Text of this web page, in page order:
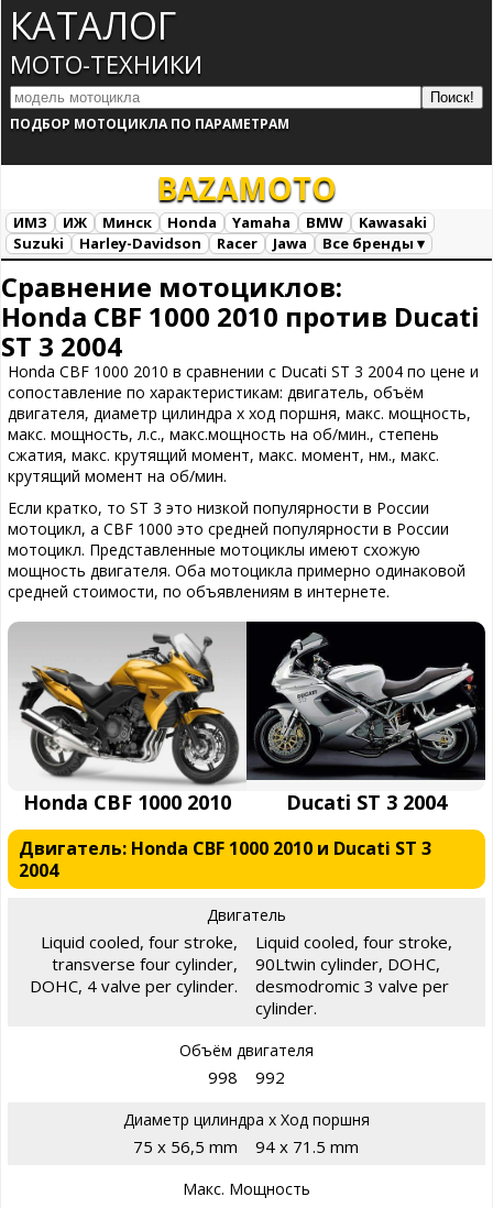
КАТАЛОГ
МОТО-ТЕХНИКИ
ПОДБОР МОТОЦИКЛА ПО ПАРАМЕТРАМ
BAZAMOTO
ИМЗ ИЖ Минск Honda Yamaha BMW
Kawasaki
Suzuki
Harley-Davidson Racer Jawa
Все бренды ▾
Сравнение мотоциклов:
Honda CBF 1000 2010 против Ducati
ST 3 2004
Honda CBF 1000 2010 в сравнении с Ducati ST 3 2004 по цене и
сопоставление по характеристикам: двигатель, объём
двигателя, диаметр цилиндра х ход поршня, макс. мощность,
макс. мощность, л.с., макс.мощность на об/мин., степень
сжатия, макс. крутящий момент, макс. момент, нм., макс.
крутящий момент на об/мин.
Если кратко, то ST 3 это низкой популярности в России
мотоцикл, а CBF 1000 это средней популярности в России
мотоцикл. Представленные мотоциклы имеют схожую
мощность двигателя. Оба мотоцикла примерно одинаковой
средней стоимости, по объявлениям в интернете.
Honda CBF 1000 2010 Ducati ST 3 2004
Двигатель: Honda CBF 1000 2010 и Ducati ST 3
2004
Двигатель
Liquid cooled, four stroke,
transverse four cylinder,
DOHC, 4 valve per cylinder.
Liquid cooled, four stroke,
90Ltwin cylinder, DOHC,
desmodromic 3 valve per
cylinder.
Объём двигателя
998 992
Диаметр цилиндра х Ход поршня
75 x 56,5 mm 94 x 71.5 mm
Макс. Мощность